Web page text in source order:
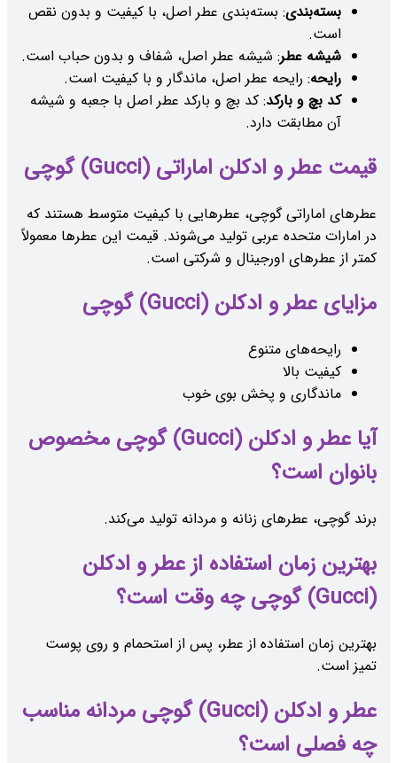
بسته‌بندی: بسته‌بندی عطر اصل، با کیفیت و بدون نقص
است.
شیشه عطر: شیشه عطر اصل، شفاف و بدون حباب است.
رایحه: رایحه عطر اصل، ماندگار و با کیفیت است.
کد بچ و بارکد: کد بچ و بارکد عطر اصل با جعبه و شیشه
آن مطابقت دارد.
قیمت عطر و ادکلن اماراتی (Gucci) گوچی
عطرهای اماراتی گوچی، عطرهایی با کیفیت متوسط هستند که
در امارات متحده عربی تولید می‌شوند. قیمت این عطرها معمولاً
کمتر از عطرهای اورجینال و شرکتی است.
مزایای عطر و ادکلن (Gucci) گوچی
رایحه‌های متنوع
کیفیت بالا
ماندگاری و پخش بوی خوب
آیا عطر و ادکلن (Gucci) گوچی مخصوص
بانوان است؟
برند گوچی، عطرهای زنانه و مردانه تولید می‌کند.
بهترین زمان استفاده از عطر و ادکلن
(Gucci) گوچی چه وقت است؟
بهترین زمان استفاده از عطر، پس از استحمام و روی پوست
تمیز است.
عطر و ادکلن (Gucci) گوچی مردانه مناسب
چه فصلی است؟